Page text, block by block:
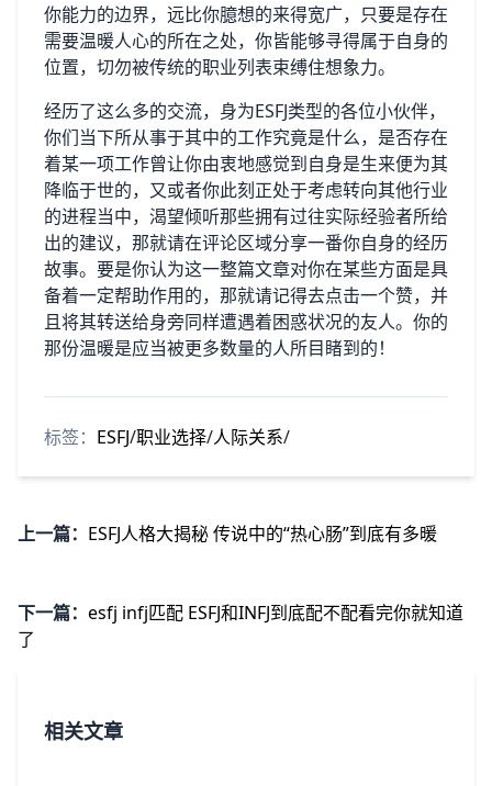
你能力的边界，远比你臆想的来得宽广，只要是存在
需要温暖人心的所在之处，你皆能够寻得属于自身的
位置，切勿被传统的职业列表束缚住想象力。
经历了这么多的交流，身为ESFJ类型的各位小伙伴，
你们当下所从事于其中的工作究竟是什么，是否存在
着某一项工作曾让你由衷地感觉到自身是生来便为其
降临于世的，又或者你此刻正处于考虑转向其他行业
的进程当中，渴望倾听那些拥有过往实际经验者所给
出的建议，那就请在评论区域分享一番你自身的经历
故事。要是你认为这一整篇文章对你在某些方面是具
备着一定帮助作用的，那就请记得去点击一个赞，并
且将其转送给身旁同样遭遇着困惑状况的友人。你的
那份温暖是应当被更多数量的人所目睹到的！
标签： ESFJ/职业选择/人际关系/
上一篇： ESFJ人格大揭秘 传说中的“热心肠”到底有多暖
下一篇： esfj infj匹配 ESFJ和INFJ到底配不配看完你就知道
了
相关文章